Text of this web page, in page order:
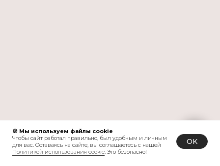
🍪 Мы используем файлы cookie
Чтобы сайт работал правильно, был удобным и личным
для вас. Оставаясь на сайте, вы соглашаетесь с нашей
Политикой использования cookie. Это безопасно!
OK